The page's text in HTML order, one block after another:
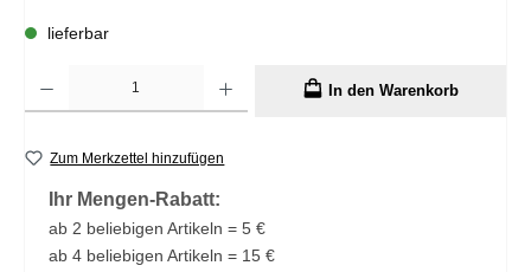
lieferbar
In den Warenkorb
Zum Merkzettel hinzufügen
Ihr Mengen-Rabatt:
ab 2 beliebigen Artikeln = 5 €
ab 4 beliebigen Artikeln = 15 €